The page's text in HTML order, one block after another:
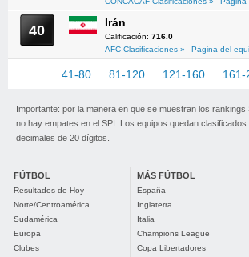
40 Irán
Calificación: 716.0
AFC Clasificaciones »
Página del
41-80 81-120 121-160 161-
Importante: por la manera en que se muestran los
no hay empates en el SPI. Los equipos quedan
decimales de 20 dígitos.
FÚTBOL
Resultados de Hoy
Norte/Centroamérica
Sudamérica
Europa
Clubes
MÁS FÚTBOL
España
Inglaterra
Italia
Champions League
Copa Libertadores